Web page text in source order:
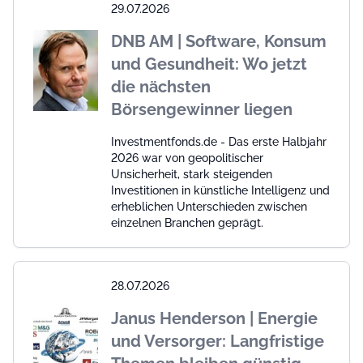
29.07.2026
DNB AM | Software, Konsum
und Gesundheit: Wo jetzt
die nächsten
Börsengewinner liegen
Investmentfonds.de - Das erste Halbjahr
2026 war von geopolitischer
Unsicherheit, stark steigenden
Investitionen in künstliche Intelligenz und
erheblichen Unterschieden zwischen
einzelnen Branchen geprägt.
28.07.2026
Janus Henderson | Energie
und Versorger: Langfristige